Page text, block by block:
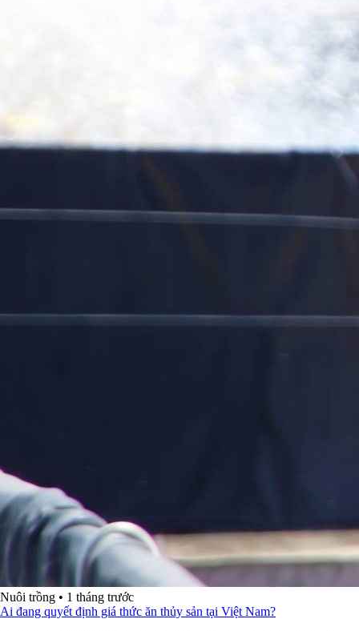
Nuôi trồng • 1 tháng trước
Ai đang quyết định giá thức ăn thủy sản tại Việt Nam?